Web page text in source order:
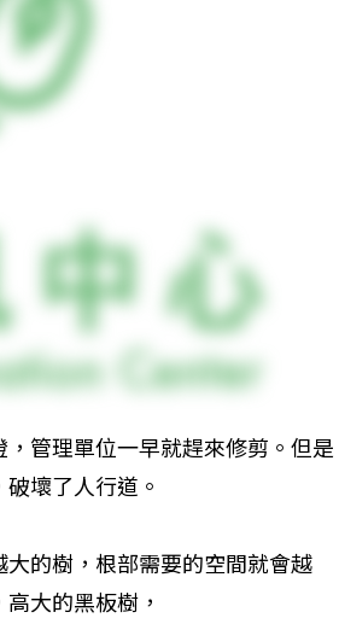
管理單位一早就趕來修剪。但是
壞了人行道。
的樹，根部需要的空間就會越
大的黑板樹，